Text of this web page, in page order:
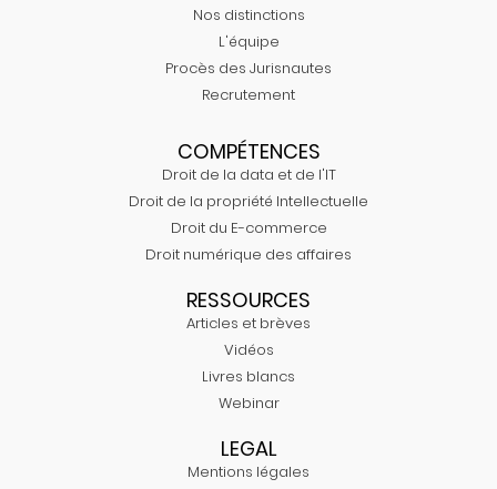
Nos distinctions
L'équipe
Procès des Jurisnautes
Recrutement
COMPÉTENCES
Droit de la data et de l'IT
Droit de la propriété Intellectuelle
Droit du E-commerce
Droit numérique des affaires
RESSOURCES
Articles et brèves
Vidéos
Livres blancs
Webinar
LEGAL
Mentions légales